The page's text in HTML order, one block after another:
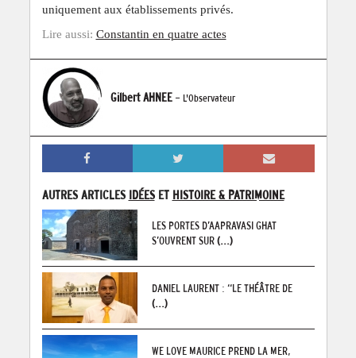
uniquement aux établissements privés.
Lire aussi: Constantin en quatre actes
Gilbert AHNEE - L'Observateur
AUTRES ARTICLES IDÉESET HISTOIRE & PATRIMOINE
LES PORTES D’AAPRAVASI GHAT
S’OUVRENT SUR(...)
DANIEL LAURENT : “LE THÉÂTRE DE
(...)
WE LOVE MAURICE PREND LA MER,